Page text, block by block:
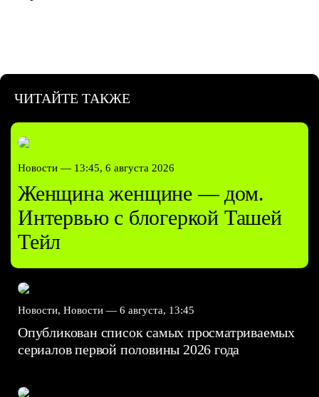
ЧИТАЙТЕ ТАКЖЕ
Новости — 13:45, 6 августа 2026
Женщина женщине — дом.
Интервью с блогеркой Ташей
Тейл
Новости, Новости — 6 августа, 13:45
Опубликован список самых просматриваемых
сериалов первой половины 2026 года